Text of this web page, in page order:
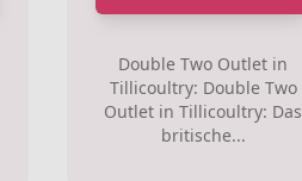
Double Two Outlet in
Tillicoultry: Double Two
Outlet in Tillicoultry: Das
britische...